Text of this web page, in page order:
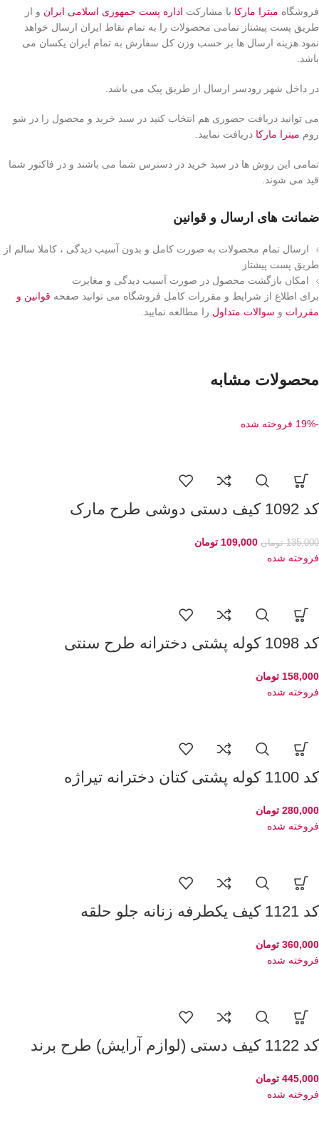
فروشگاه میترا مارکا با مشارکت اداره پست جمهوری اسلامی ایران و از
طریق پست پیشتاز تمامی محصولات را به تمام نقاط ایران ارسال خواهد
نمود.هزینه ارسال ها بر حسب وزن کل سفارش به تمام ایران یکسان می
باشد.
در داخل شهر رودسر ارسال از طریق پیک می باشد.
می توانید دریافت حضوری هم انتخاب کنید در سبد خرید و محصول را در شو
روم میترا مارکا دریافت نمایید.
تمامی این روش ها در سبد خرید در دسترس شما می باشند و در فاکتور شما
قید می شوند.
ضمانت های ارسال و قوانین
ارسال تمام محصولات به صورت کامل و بدون آسیب دیدگی ، کاملا سالم از
طریق پست پیشتاز
امکان بازگشت محصول در صورت آسیب دیدگی و مغایرت
برای اطلاع از شرایط و مقررات کامل فروشگاه می توانید صفحه قوانین و
مقررات و سوالات متداول را مطالعه نمایید.
محصولات مشابه
-19% فروخته شده
کد 1092 کیف دستی دوشی طرح مارک
135,000 تومان 109,000 تومان
فروخته شده
کد 1098 کوله پشتی دخترانه طرح سنتی
158,000 تومان
فروخته شده
کد 1100 کوله پشتی کتان دخترانه تیراژه
280,000 تومان
فروخته شده
کد 1121 کیف یکطرفه زنانه جلو حلقه
360,000 تومان
فروخته شده
کد 1122 کیف دستی (لوازم آرایش) طرح برند
445,000 تومان
فروخته شده